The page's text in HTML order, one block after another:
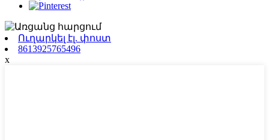
Ուղարկել էլ. փոստ
8613925765496
x